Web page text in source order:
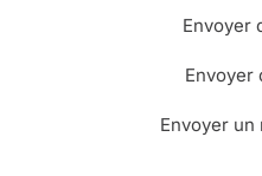
Envoyer
Envoyer
Envoyer un